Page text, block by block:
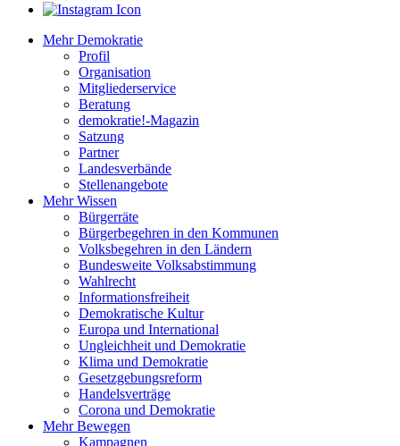
Mehr Demokratie
Profil
Organisation
Mitgliederservice
Beratung
demokratie!-Magazin
Satzung
Partner
Landesverbände
Stellenangebote
Mehr Wissen
Bürgerräte
Bürgerbegehren in den Kommunen
Volksbegehren in den Ländern
Bundesweite Volksabstimmung
Wahlrecht
Informationsfreiheit
Demokratische Kultur
Europa und International
Ungleichheit und Demokratie
Klima und Demokratie
Gesetzgebungsreform
Handelsverträge
Corona und Demokratie
Mehr Bewegen
Kampagnen